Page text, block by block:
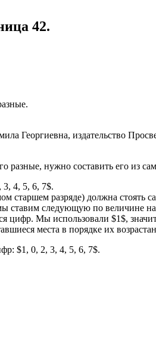
42.
разные, нужно составить его из
4, 5, 6, 7$.
разряде) должна стоять
ставим следующую по величине
цифр. Мы использовали $1$,
места в порядке их
$1, 0, 2, 3, 4, 5, 6, 7$.